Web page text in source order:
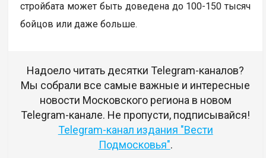
стройбата может быть доведена до 100-150 тысяч
бойцов или даже больше.
Надоело читать десятки Telegram-каналов?
Мы собрали все самые важные и интересные
новости Московского региона в новом
Telegram-канале. Не пропусти, подписывайся!
Telegram-канал издания "Вести
Подмосковья".